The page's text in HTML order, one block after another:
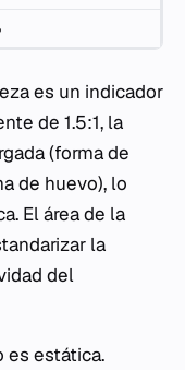
es un indicador
de 1.5:1, la
(forma de
de huevo), lo
El área de la
la
del
es estática.